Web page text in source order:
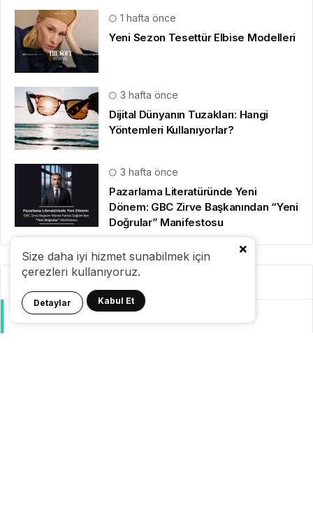
Size daha iyi hizmet sunabilmek için
çerezleri kullanıyoruz.
Detaylar Kabul Et
1 hafta önce
Yeni Sezon Tesettür Elbise Modelleri
3 hafta önce
Dijital Dünyanın Tuzakları: Hangi
Yöntemleri Kullanıyorlar?
3 hafta önce
Pazarlama Literatüründe Yeni
Dönem: GBC Zirve Başkanından “Yeni
Doğrular” Manifestosu
Kategoriler
GeziBlog